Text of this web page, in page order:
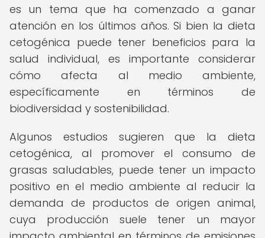
es un tema que ha comenzado a ganar
atención en los últimos años. Si bien la dieta
cetogénica puede tener beneficios para la
salud individual, es importante considerar
cómo afecta al medio ambiente,
específicamente en términos de
biodiversidad y sostenibilidad.
Algunos estudios sugieren que la dieta
cetogénica, al promover el consumo de
grasas saludables, puede tener un impacto
positivo en el medio ambiente al reducir la
demanda de productos de origen animal,
cuya producción suele tener un mayor